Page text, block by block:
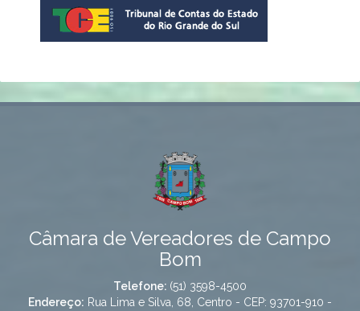
Câmara de Vereadores de Campo
Bom
Telefone: (51) 3598-4500
Endereço: Rua Lima e Silva, 68, Centro - CEP: 93701-910 -